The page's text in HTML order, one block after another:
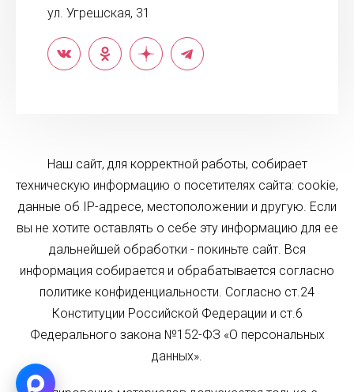
ул. Угрешская, 31
Наш сайт, для корректной работы, собирает
техническую информацию о посетителях сайта: cookie,
данные об IP-адресе, местоположении и другую. Если
вы не хотите оставлять о себе эту информацию для ее
дальнейшей обработки - покиньте сайт. Вся
информация собирается и обрабатывается согласно
политике конфиденциальности. Согласно ст.24
Конституции Российской Федерации и ст.6
Федерального закона №152-ФЗ «О персональных
данных».